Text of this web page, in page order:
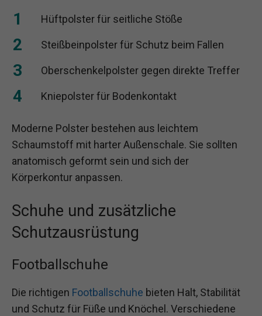
Hüftpolster für seitliche Stöße
Steißbeinpolster für Schutz beim Fallen
Oberschenkelpolster gegen direkte Treffer
Kniepolster für Bodenkontakt
Moderne Polster bestehen aus leichtem
Schaumstoff mit harter Außenschale. Sie sollten
anatomisch geformt sein und sich der
Körperkontur anpassen.
Schuhe und zusätzliche
Schutzausrüstung
Footballschuhe
Die richtigen Footballschuhe bieten Halt, Stabilität
und Schutz für Füße und Knöchel. Verschiedene